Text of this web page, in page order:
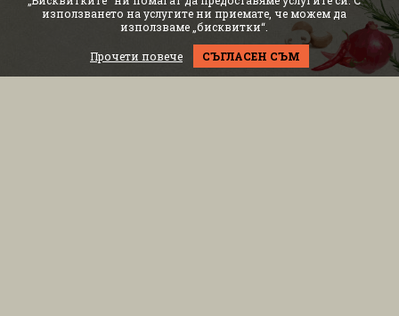
използването на услугите ни приемате, че можем да
използваме „бисквитки“.
Прочети повече СЪГЛАСЕН СЪМ